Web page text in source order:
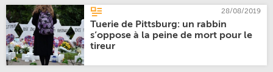
28/08/2019
Tuerie de Pittsburg: un rabbin
s’oppose à la peine de mort pour le
tireur